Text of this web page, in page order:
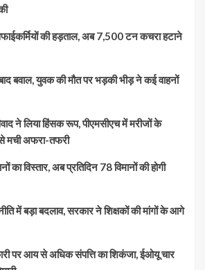
की हड़ताल, अब 7,500 टन कचरा हटाने
बवाल, युवक की मौत पर भड़की भीड़ ने कई वाहनों
ने लिया हिंसक रूप, पीएमसीएच में मरीजों के
मची अफरा-तफरी
का विस्तार, अब प्रतिदिन 78 विमानों की होगी
में बड़ा बदलाव, सरकार ने शिक्षकों की मांगों के आगे
पर आय से अधिक संपत्ति का शिकंजा, ईओयू चार